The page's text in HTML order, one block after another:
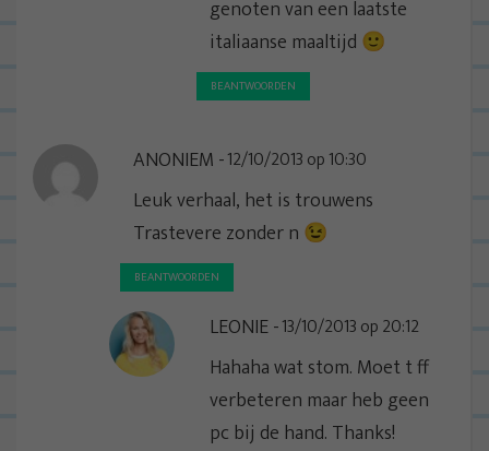
genoten van een laatste
italiaanse maaltijd 🙂
BEANTWOORDEN
ANONIEM 12/10/2013 op 10:30
Leuk verhaal, het is trouwens
Trastevere zonder n 😉
BEANTWOORDEN
LEONIE 13/10/2013 op 20:12
Hahaha wat stom. Moet t ff
verbeteren maar heb geen
pc bij de hand. Thanks!